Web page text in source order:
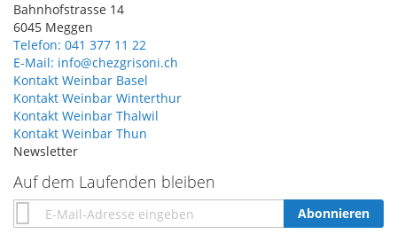
Bahnhofstrasse 14
6045 Meggen
Telefon: 041 377 11 22
E-Mail: info@chezgrisoni.ch
Kontakt Weinbar Basel
Kontakt Weinbar Winterthur
Kontakt Weinbar Thalwil
Kontakt Weinbar Thun
Newsletter
Auf dem Laufenden bleiben
Annmeldung
zum
Abonnieren